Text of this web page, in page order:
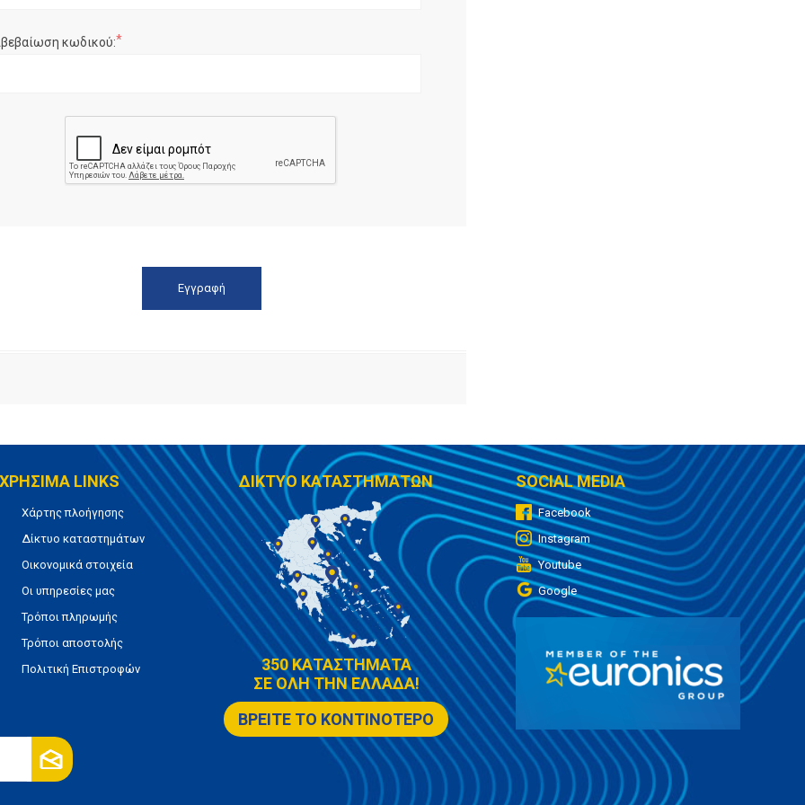
κωδικού:*
ΧΡΗΣΙΜΑ LINKS
Χάρτης πλοήγησης
Δίκτυο καταστημάτων
Οικονομικά στοιχεία
Οι υπηρεσίες μας
Τρόποι πληρωμής
Τρόποι αποστολής
Πολιτική Επιστροφών
ΔΙΚΤΥΟ ΚΑΤΑΣΤΗΜΑΤΩΝ
350 ΚΑΤΑΣΤΗΜΑΤΑ
ΣΕ ΟΛΗ ΤΗΝ ΕΛΛΑΔΑ!
ΒΡΕΙΤΕ ΤΟ ΚΟΝΤΙΝΟΤΕΡΟ
SOCIAL MEDIA
Facebook
Instagram
Youtube
Google